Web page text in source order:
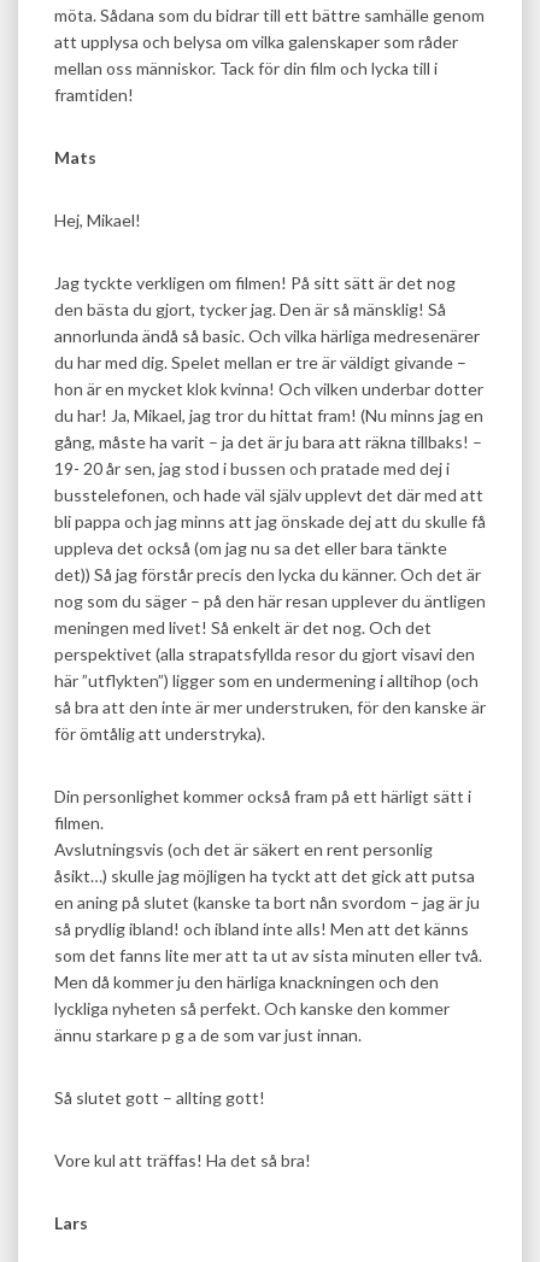
möta. Sådana som du bidrar till ett bättre samhälle genom
att upplysa och belysa om vilka galenskaper som råder
mellan oss människor. Tack för din film och lycka till i
framtiden!
Mats
Hej, Mikael!
Jag tyckte verkligen om filmen! På sitt sätt är det nog
den bästa du gjort, tycker jag. Den är så mänsklig! Så
annorlunda ändå så basic. Och vilka härliga medresenärer
du har med dig. Spelet mellan er tre är väldigt givande –
hon är en mycket klok kvinna! Och vilken underbar dotter
du har! Ja, Mikael, jag tror du hittat fram! (Nu minns jag en
gång, måste ha varit – ja det är ju bara att räkna tillbaks! –
19- 20 år sen, jag stod i bussen och pratade med dej i
busstelefonen, och hade väl själv upplevt det där med att
bli pappa och jag minns att jag önskade dej att du skulle få
uppleva det också (om jag nu sa det eller bara tänkte
det)) Så jag förstår precis den lycka du känner. Och det är
nog som du säger – på den här resan upplever du äntligen
meningen med livet! Så enkelt är det nog. Och det
perspektivet (alla strapatsfyllda resor du gjort visavi den
här ”utflykten”) ligger som en undermening i alltihop (och
så bra att den inte är mer understruken, för den kanske är
för ömtålig att understryka).
Din personlighet kommer också fram på ett härligt sätt i
filmen.
Avslutningsvis (och det är säkert en rent personlig
åsikt…) skulle jag möjligen ha tyckt att det gick att putsa
en aning på slutet (kanske ta bort nån svordom – jag är ju
så prydlig ibland! och ibland inte alls! Men att det känns
som det fanns lite mer att ta ut av sista minuten eller två.
Men då kommer ju den härliga knackningen och den
lyckliga nyheten så perfekt. Och kanske den kommer
ännu starkare p g a de som var just innan.
Så slutet gott – allting gott!
Vore kul att träffas! Ha det så bra!
Lars